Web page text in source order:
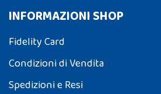
INFORMAZIONI SHOP
Fidelity Card
Condizioni di Vendita
Spedizioni e Resi